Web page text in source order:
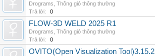
Drograms Thông gió thông thường
Trả lời:
0
FLOW-3D WELD 2025 R1
Drograms Thông gió thông thường
Trả lời:
0
OVITO(Open Visualization Tool)3.15.2